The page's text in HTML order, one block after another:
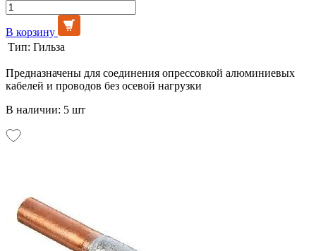
В корзину
Тип: Гильза
Предназначены для соединения опрессовкой алюминиевых
кабелей и проводов без осевой нагрузки
В наличии: 5 шт